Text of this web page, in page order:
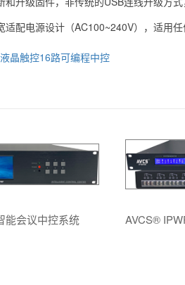
配电源设计（AC100~240V），适用任
晶触控16路可编程中控
能会议中控系统 AVCS®